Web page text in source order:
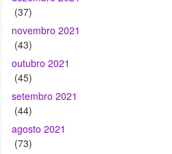
(37)
novembro 2021
(43)
outubro 2021
(45)
setembro 2021
(44)
agosto 2021
(73)